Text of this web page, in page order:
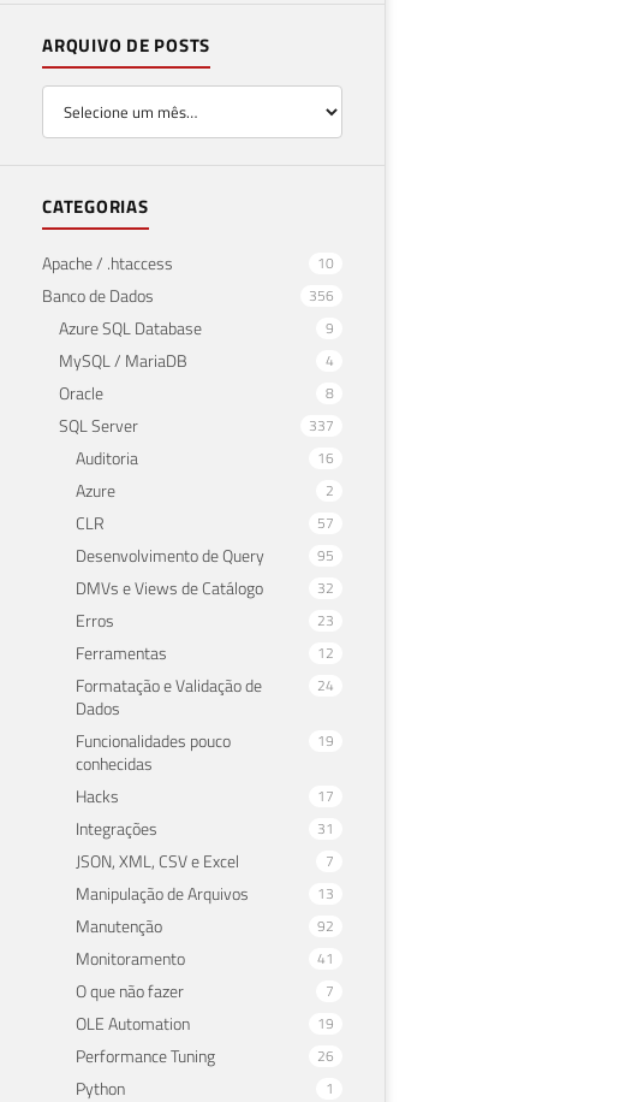
ARQUIVO DE POSTS
CATEGORIAS
Apache / .htaccess 10
Banco de Dados 356
Azure SQL Database 9
MySQL / MariaDB 4
Oracle 8
SQL Server 337
Auditoria 16
Azure 2
CLR 57
Desenvolvimento de Query 95
DMVs e Views de Catálogo 32
Erros 23
Ferramentas 12
Formatação e Validação de
Dados
24
Funcionalidades pouco
conhecidas
19
Hacks 17
Integrações 31
JSON, XML, CSV e Excel 7
Manipulação de Arquivos 13
Manutenção 92
Monitoramento 41
O que não fazer 7
OLE Automation 19
Performance Tuning 26
Python 1